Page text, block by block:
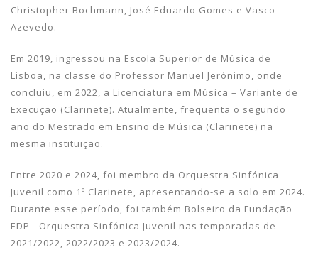
Christopher Bochmann, José Eduardo Gomes e Vasco
Azevedo.
Em 2019, ingressou na Escola Superior de Música de
Lisboa, na classe do Professor Manuel Jerónimo, onde
concluiu, em 2022, a Licenciatura em Música – Variante de
Execução (Clarinete). Atualmente, frequenta o segundo
ano do Mestrado em Ensino de Música (Clarinete) na
mesma instituição.
Entre 2020 e 2024, foi membro da Orquestra Sinfónica
Juvenil como 1º Clarinete, apresentando-se a solo em 2024.
Durante esse período, foi também Bolseiro da Fundação
EDP - Orquestra Sinfónica Juvenil nas temporadas de
2021/2022, 2022/2023 e 2023/2024.